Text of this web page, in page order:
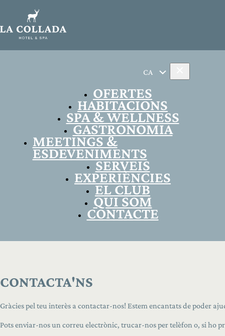
CA
OFERTES
HABITACIONS
SPA & WELLNESS
GASTRONOMIA
MEETINGS &
ESDEVENIMENTS
SERVEIS
EXPERIÈNCIES
EL CLUB
QUI SOM
CONTACTE
CONTACTA'NS
Gràcies pel teu interès a contactar-nos! Estem encantats de poder
Pots enviar-nos un correu electrònic, trucar-nos per telèfon o, si ho